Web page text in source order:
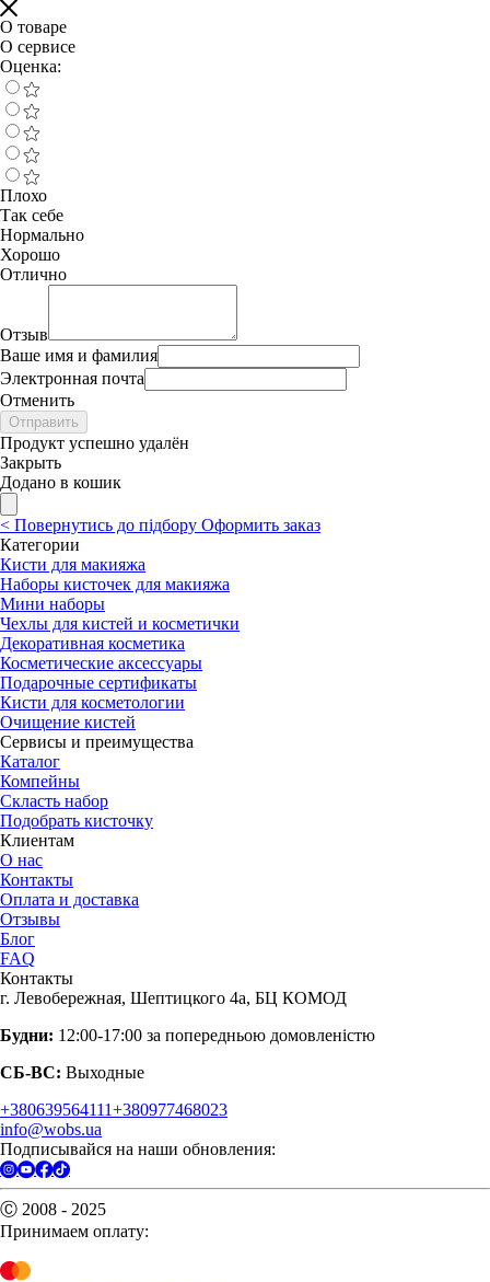
О товаре
О сервисе
Оценка:
Плохо
Так себе
Нормально
Хорошо
Отлично
Отзыв
Ваше имя и фамилия
Электронная почта
Отменить
Отправить
Продукт успешно удалён
Закрыть
Додано в кошик
< Повернутись до підбору Оформить заказ
Категории
Кисти для макияжа
Наборы кисточек для макияжа
Мини наборы
Чехлы для кистей и косметички
Декоративная косметика
Косметические аксессуары
Подарочные сертификаты
Кисти для косметологии
Очищение кистей
Сервисы и преимущества
Каталог
Компейны
Скласть набор
Подобрать кисточку
Клиентам
О нас
Контакты
Оплата и доставка
Отзывы
Блог
FAQ
Контакты
г. Левобережная, Шептицкого 4а, БЦ КОМОД
Будни: 12:00-17:00 за попередньою домовленістю
СБ-ВС: Выходные
+380639564111+380977468023
info@wobs.ua
Подписывайся на наши обновления:
Ⓒ 2008 - 2025
Принимаем оплату: